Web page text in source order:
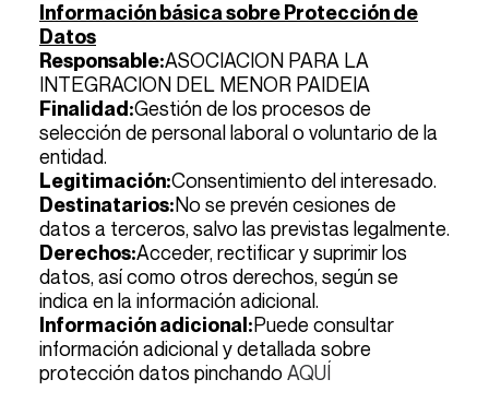
Información básica sobre Protección de
Datos
Responsable:ASOCIACION PARA LA
INTEGRACION DEL MENOR PAIDEIA
Finalidad:Gestión de los procesos de
selección de personal laboral o voluntario de la
entidad.
Legitimación:Consentimiento del interesado.
Destinatarios:No se prevén cesiones de
datos a terceros, salvo las previstas legalmente.
Derechos:Acceder, rectificar y suprimir los
datos, así como otros derechos, según se
indica en la información adicional.
Información adicional:Puede consultar
información adicional y detallada sobre
protección datos pinchando AQUÍ